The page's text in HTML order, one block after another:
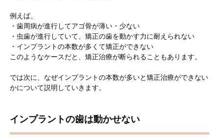
例えば、
・歯周病が進行してアゴ骨が薄い・少ない
・虫歯が進行していて、矯正の歯を動かす力に耐えられない
・インプラントの本数が多くて矯正ができない
このようなケースだと、矯正治療が断られることもあります。
では次に、なぜインプラントの本数が多いと矯正治療ができない
かについて説明していきます。
インプラントの歯は動かせない